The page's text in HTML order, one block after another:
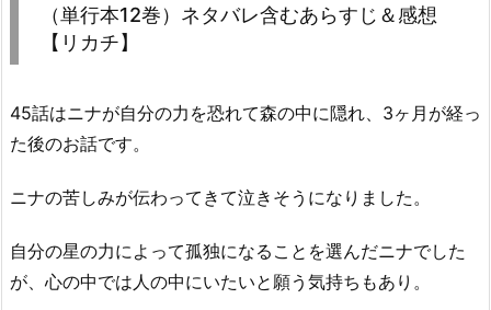
（単行本12巻）ネタバレ含むあらすじ＆感想
【リカチ】
45話はニナが自分の力を恐れて森の中に隠れ、3ヶ月が経っ
た後のお話です。
ニナの苦しみが伝わってきて泣きそうになりました。
自分の星の力によって孤独になることを選んだニナでした
が、心の中では人の中にいたいと願う気持ちもあり。